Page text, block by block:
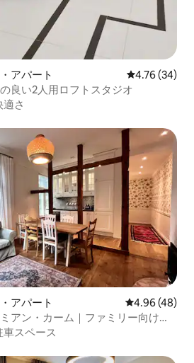
アパート レビュー34
4.76 (34)
良い2人用ロフトスタジオ
適さ
です。
アパート レビュー48
4.96 (48)
アン・カーム｜ファミリー向けア
車スペース